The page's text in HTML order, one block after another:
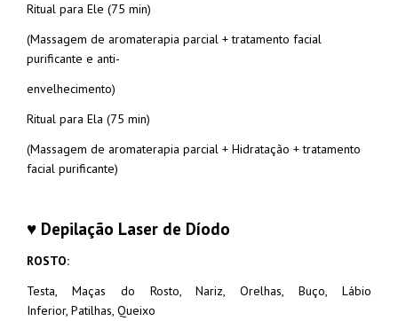
Ritual para Ele (75 min)
(Massagem de aromaterapia parcial + tratamento facial
purificante e anti-
envelhecimento)
Ritual para Ela (75 min)
(Massagem de aromaterapia parcial + Hidratação + tratamento
facial purificante)
♥ Depilação Laser de Díodo
ROSTO:
Testa, Maças do Rosto,Nariz,Orelhas,Buço,Lábio
Inferior, Patilhas, Queixo